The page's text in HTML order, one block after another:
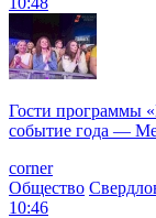
Гости программы
событие года —
corner
Общество
10:46